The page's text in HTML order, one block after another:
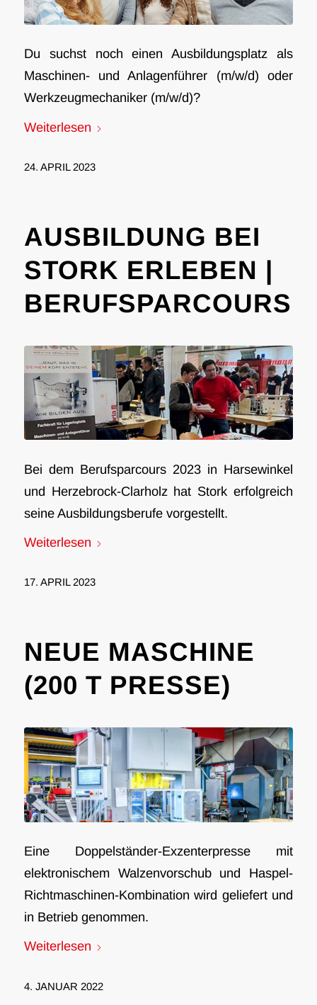
Du suchst noch einen Ausbildungsplatz als
Maschinen- und Anlagenführer (m/w/d) oder
Werkzeugmechaniker (m/w/d)?
Weiterlesen
24. APRIL 2023
AUSBILDUNG BEI
STORK ERLEBEN |
BERUFSPARCOURS
Bei dem Berufsparcours 2023 in Harsewinkel
und Herzebrock-Clarholz hat Stork erfolgreich
seine Ausbildungsberufe vorgestellt.
Weiterlesen
17. APRIL 2023
NEUE MASCHINE
(200 T PRESSE)
Eine Doppelständer-Exzenterpresse mit
elektronischem Walzenvorschub und Haspel-
Richtmaschinen-Kombination wird geliefert und
in Betrieb genommen.
Weiterlesen
4. JANUAR 2022